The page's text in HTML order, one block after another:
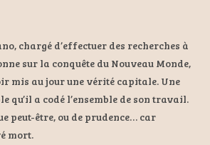
chargé d’effectuer des recherches à
sur la conquête du Nouveau Monde,
mis au jour une vérité capitale. Une
qu’il a codé l’ensemble de son travail.
peut-être, ou de prudence… car
mort.